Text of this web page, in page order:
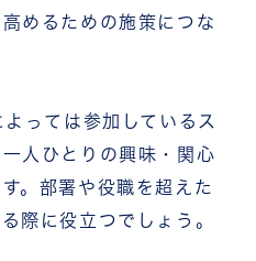
めるための施策につな
っては参加しているス
人ひとりの興味・関心
。部署や役職を超えた
際に役立つでしょう。